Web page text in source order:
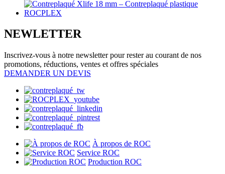
NEWLETTER
Inscrivez-vous à notre newsletter pour rester au courant de nos
promotions, réductions, ventes et offres spéciales
DEMANDER UN DEVIS
À propos de ROC
Service ROC
Production ROC